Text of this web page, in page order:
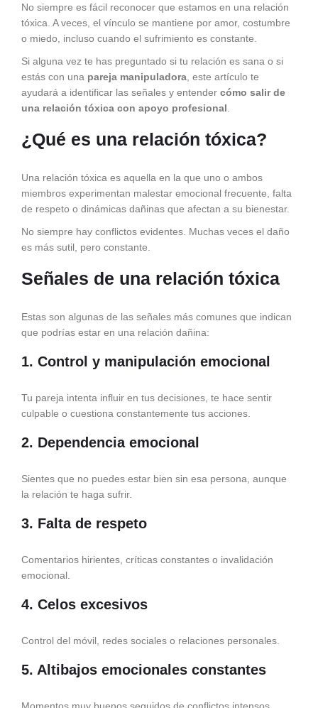
No siempre es fácil reconocer que estamos en una relación
tóxica. A veces, el vínculo se mantiene por amor, costumbre
o miedo, incluso cuando el sufrimiento es constante.
Si alguna vez te has preguntado si tu relación es sana o si
estás con una pareja manipuladora , este artículo te
ayudará a identificar las señales y entender cómo salir de
una relación tóxica con apoyo profesional
¿Qué es una relación tóxica?
Una relación tóxica es aquella en la que uno o ambos
miembros experimentan malestar emocional frecuente, falta
de respeto o dinámicas dañinas que afectan a su bienestar.
No siempre hay conflictos evidentes. Muchas veces el daño
es más sutil, pero constante.
Señales de una relación tóxica
Estas son algunas de las señales más comunes que indican
que podrías estar en una relación dañina:
1. Control y manipulación emocional
Tu pareja intenta influir en tus decisiones, te hace sentir
culpable o cuestiona constantemente tus acciones.
2. Dependencia emocional
Sientes que no puedes estar bien sin esa persona, aunque
la relación te haga sufrir.
3. Falta de respeto
Comentarios hirientes, críticas constantes o invalidación
emocional.
4. Celos excesivos
Control del móvil, redes sociales o relaciones personales.
5. Altibajos emocionales constantes